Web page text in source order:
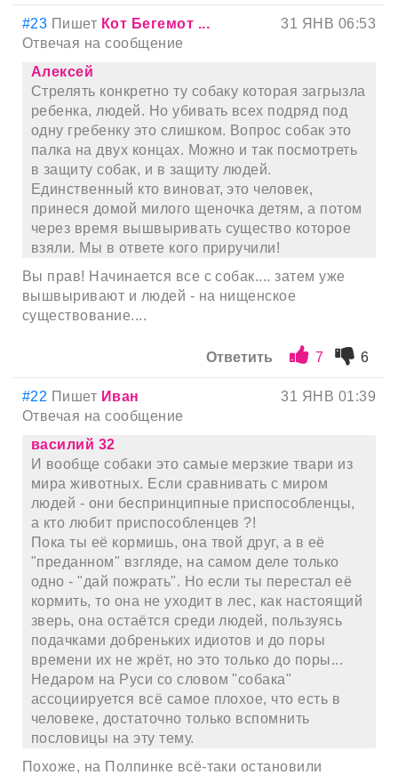
#23 Пишет Кот Бегемот ...
31 ЯНВ 06:53
Отвечая на сообщение
Алексей
Стрелять конкретно ту собаку которая загрызла
ребенка, людей. Но убивать всех подряд под
одну гребенку это слишком. Вопрос собак это
палка на двух концах. Можно и так посмотреть
в защиту собак, и в защиту людей.
Единственный кто виноват, это человек,
принеся домой милого щеночка детям, а потом
через время вышвыривать существо которое
взяли. Мы в ответе кого приручили!
Вы прав! Начинается все с собак.... затем уже
вышвыривают и людей - на нищенское
существование....
Ответить 7 6
#22 Пишет Иван
31 ЯНВ 01:39
Отвечая на сообщение
василий 32
И вообще собаки это самые мерзкие твари из
мира животных. Если сравнивать с миром
людей - они беспринципные приспособленцы,
а кто любит приспособленцев ?!
Пока ты её кормишь, она твой друг, а в её
"преданном" взгляде, на самом деле только
одно - "дай пожрать". Но если ты перестал её
кормить, то она не уходит в лес, как настоящий
зверь, она остаётся среди людей, пользуясь
подачками добреньких идиотов и до поры
времени их не жрёт, но это только до поры...
Недаром на Руси со словом "собака"
ассоциируется всё самое плохое, что есть в
человеке, достаточно только вспомнить
пословицы на эту тему.
Похоже, на Полпинке всё-таки остановили